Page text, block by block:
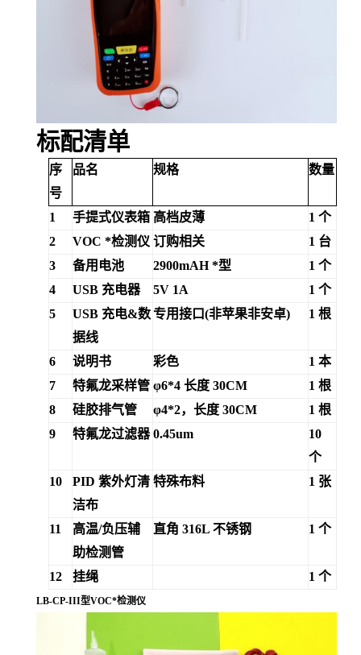
标配清单
序
号
品名 规格 数量
1 手提式仪表箱 高档皮薄
1 个
2
VOC *检测仪 订购相关
1 台
3
备用电池 2900mAH *型
1 个
4
USB 充电器 5V 1A
1 个
5
USB 充电&数
据线
专用接口(非苹果非安卓) 1 根
6 说明书 彩色
1 本
7
特氟龙采样管 φ6*4 长度 30CM
1 根
8
硅胶排气管 φ4*2，长度 30CM
1 根
9
特氟龙过滤器 0.45um
10
个
10
PID 紫外灯清
洁布
特殊布料 1 张
11 高温/负压辅
助检测管
直角 316L 不锈钢 1 个
12 挂绳 1 个
LB-CP-III型VOC*检测仪